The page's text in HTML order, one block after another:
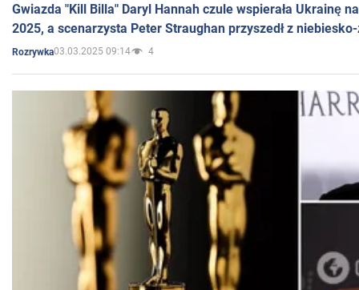
Gwiazda "Kill Billa" Daryl Hannah czule wspierała Ukrainę
2025, a scenarzysta Peter Straughan przyszedł z
Rozrywka03.03.2025 09:14 4